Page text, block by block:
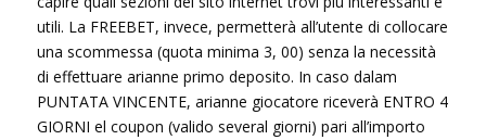
utili. La FREEBET, invece, permetterà all’utente di collocare
una scommessa (quota minima 3, 00) senza la necessità
di effettuare arianne primo deposito. In caso dalam
PUNTATA VINCENTE, arianne giocatore riceverà ENTRO 4
GIORNI el coupon (valido several giorni) pari all’importo